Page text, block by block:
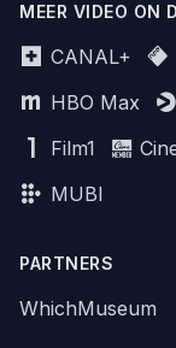
MEER VIDEO ON
CANAL+
HBO Max
Film1
MUBI
PARTNERS
WhichMuseum